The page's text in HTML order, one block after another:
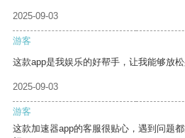
2025-09-03
游客
这款app是我娱乐的好帮手，让我能够放松
2025-09-03
游客
这款加速器app的客服很贴心，遇到问题